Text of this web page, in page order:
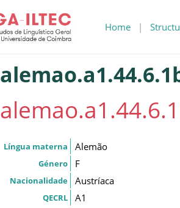
Home |
Língua materna Alemão
Género F
Nacionalidade Austríaca
QECRL A1